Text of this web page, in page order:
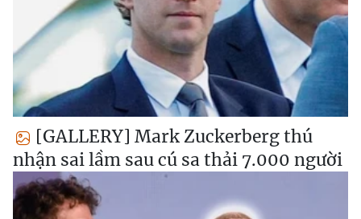
[GALLERY] Mark Zuckerberg thú
nhận sai lầm sau cú sa thải 7.000 người